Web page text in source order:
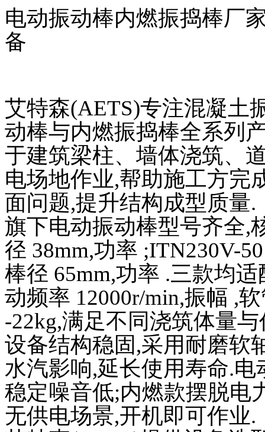
电动振动棒内燃振捣棒厂
备
艾特森(AETS)专注混凝土
动棒与内燃振捣棒全系列
于建筑梁柱、墙体浇筑、
电场地作业,帮助施工方完
面问题,提升结构成型质量.
旗下电动振动棒型号齐全,
径 38mm,功率 ;ITN230V-
棒径 65mm,功率 .三款均
动频率 12000r/min,振幅 ,
-22kg,满足不同浇筑体量
设备结构稳固,采用耐磨软
水汽影响,延长使用寿命.
稳定噪音低;内燃款摆脱电
无供电场景,开机即可作业.